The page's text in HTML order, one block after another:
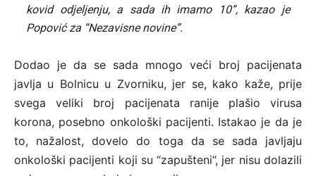
kovid odjeljenju, a sada ih imamo 10”, kazao je
Popović za “Nezavisne novine”.
Dodao je da se sada mnogo veći broj pacijenata
javlja u Bolnicu u Zvorniku, jer se, kako kaže, prije
svega veliki broj pacijenata ranije plašio virusa
korona, posebno onkološki pacijenti. Istakao je da je
to, nažalost, dovelo do toga da se sada javljaju
onkološki pacijenti koji su “zapušteni”, jer nisu dolazili